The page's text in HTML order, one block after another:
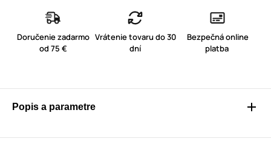
Doručenie zadarmo
od 75 €
Vrátenie tovaru do 30
dní
Bezpečná online
platba
Popis a parametre